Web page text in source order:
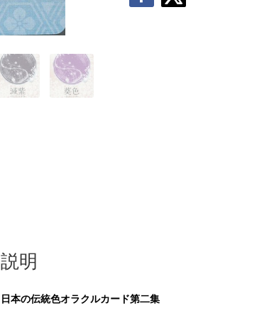
ー
説明
日本の伝統色オラクルカード第二集